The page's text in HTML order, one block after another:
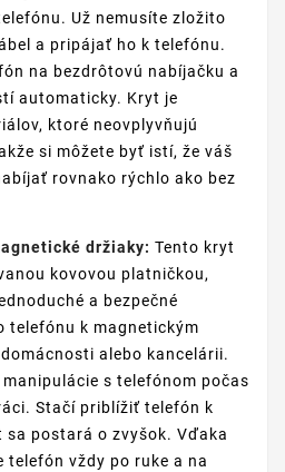
Už nemusíte zložito
a pripájať ho k telefónu.
na bezdrôtovú nabíjačku a
automaticky. Kryt je
ktoré neovplyvňujú
si môžete byť istí, že váš
rovnako rýchlo ako bez
držiaky: Tento kryt
kovovou platničkou,
a bezpečné
telefónu k magnetickým
alebo kancelárii.
s telefónom počas
Stačí priblížiť telefón k
sa postará o zvyšok. Vďaka
vždy po ruke a na